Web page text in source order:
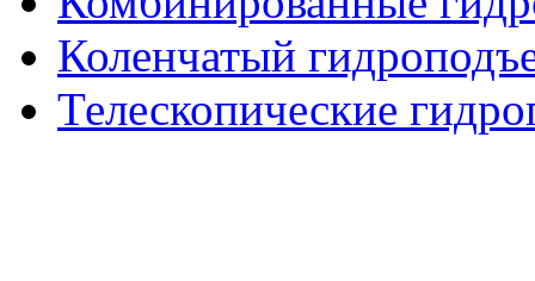
Коленчатый
Телескопические